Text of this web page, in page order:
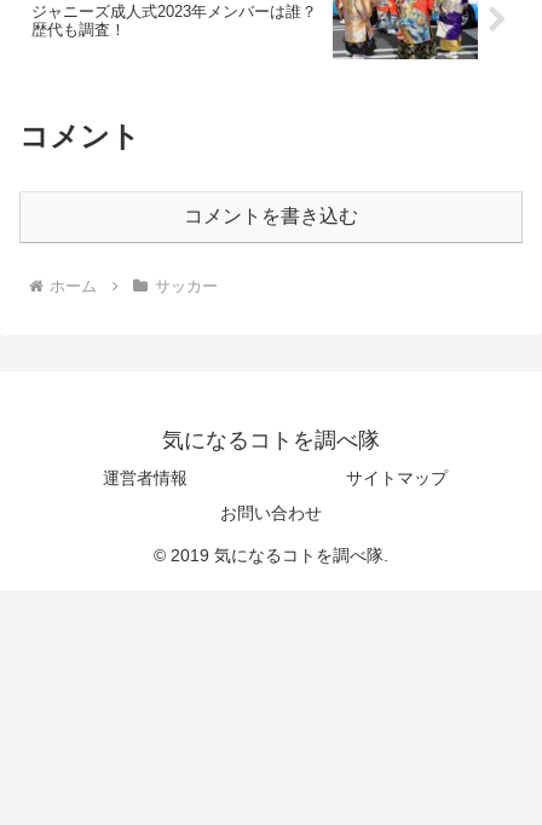
ジャニーズ成人式2023年メンバーは誰？
歴代も調査！
コメント
コメントを書き込む
ホーム サッカー
気になるコトを調べ隊
運営者情報
サイトマップ
お問い合わせ
© 2019 気になるコトを調べ隊.